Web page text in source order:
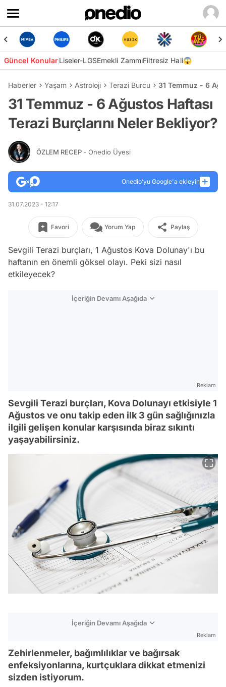
Güncel KonularLiseler-LGSEmekli ZammıFiltresiz Hali😱
Haberler Yaşam Astroloji Terazi Burcu 31 Temmuz - 6
31 Temmuz - 6 Ağustos Haftası
Terazi Burçlarını Neler Bekliyor?
ÖZLEM RECEP - Onedio Üyesi
Onedio’yu Google'a ekleyin
31.07.2023 - 12:17
Favori Yorum Yap Paylaş
Sevgili Terazi burçları, 1 Ağustos Kova Dolunay'ı bu
haftanın en önemli göksel olayı. Peki sizi nasıl
etkileyecek?
İçeriğin Devamı Aşağıda
Reklam
Sevgili Terazi burçları, Kova Dolunayı etkisiyle 1
Ağustos ve onu takip eden ilk 3 gün sağlığınızla
ilgili gelişen konular karşısında biraz sıkıntı
yaşayabilirsiniz.
İçeriğin Devamı Aşağıda
Reklam
Zehirlenmeler, bağımlılıklar ve bağırsak
enfeksiyonlarına, kurtçuklara dikkat etmenizi
sizden istiyorum.